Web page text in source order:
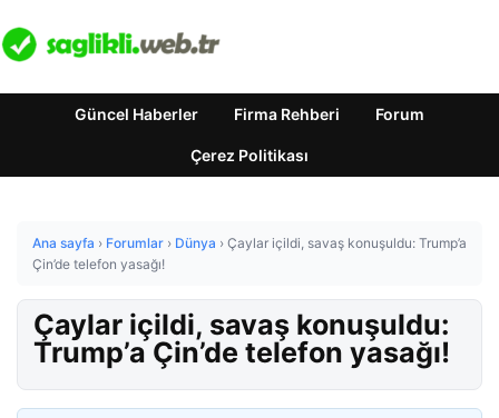
Güncel Haberler Firma Rehberi Forum
Çerez Politikası
Ana sayfa › Forumlar › Dünya › Çaylar içildi, savaş konuşuldu: Trump’a
Çin’de telefon yasağı!
Çaylar içildi, savaş konuşuldu:
Trump’a Çin’de telefon yasağı!